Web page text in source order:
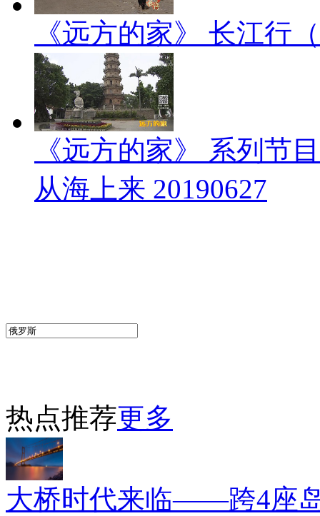
《远方的家》 长江行
《远方的家》 系列
从海上来 20190627
热点推荐更多
大桥时代来临——跨4座